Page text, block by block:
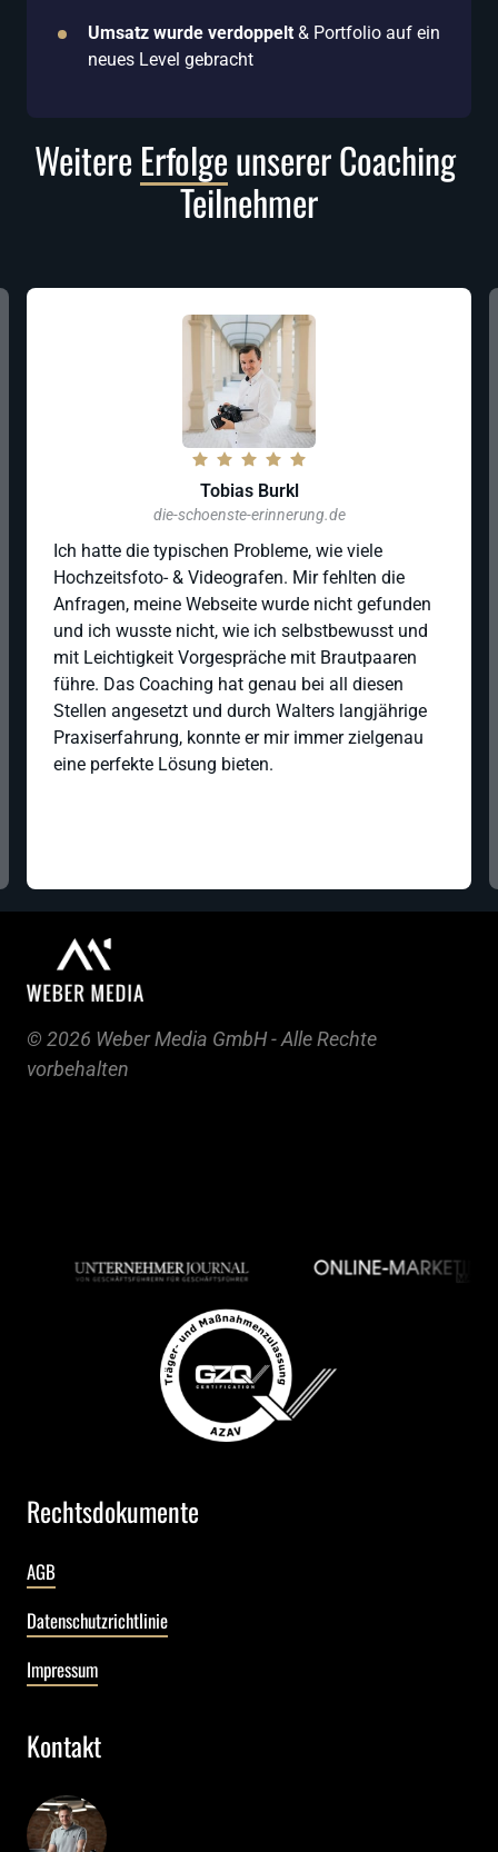
Umsatz wurde verdoppelt & Portfolio auf ein
neues Level gebracht
Weitere Erfolge unserer Coaching
Teilnehmer
Tobias Burkl
die-schoenste-erinnerung.de
Ich hatte die typischen Probleme, wie viele
Hochzeitsfoto- & Videografen. Mir fehlten die
Anfragen, meine Webseite wurde nicht gefunden
und ich wusste nicht, wie ich selbstbewusst und
mit Leichtigkeit Vorgespräche mit Brautpaaren
führe. Das Coaching hat genau bei all diesen
Stellen angesetzt und durch Walters langjährige
Praxiserfahrung, konnte er mir immer zielgenau
eine perfekte Lösung bieten.
© 2026 Weber Media GmbH - Alle Rechte
vorbehalten
Rechtsdokumente
AGB
Datenschutzrichtlinie
Impressum
Kontakt